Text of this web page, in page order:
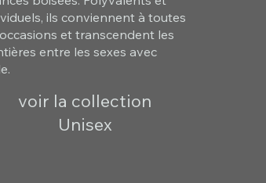
ils conviennent à toutes
et transcendent les
entre les sexes avec
voir la collection
Unisex